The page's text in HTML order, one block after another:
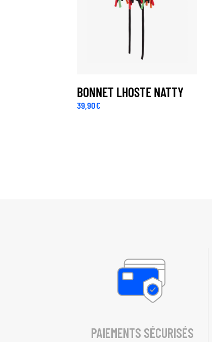
BONNET LHOSTE NATTY
39,90€
PAIEMENTS SÉCURISÉS